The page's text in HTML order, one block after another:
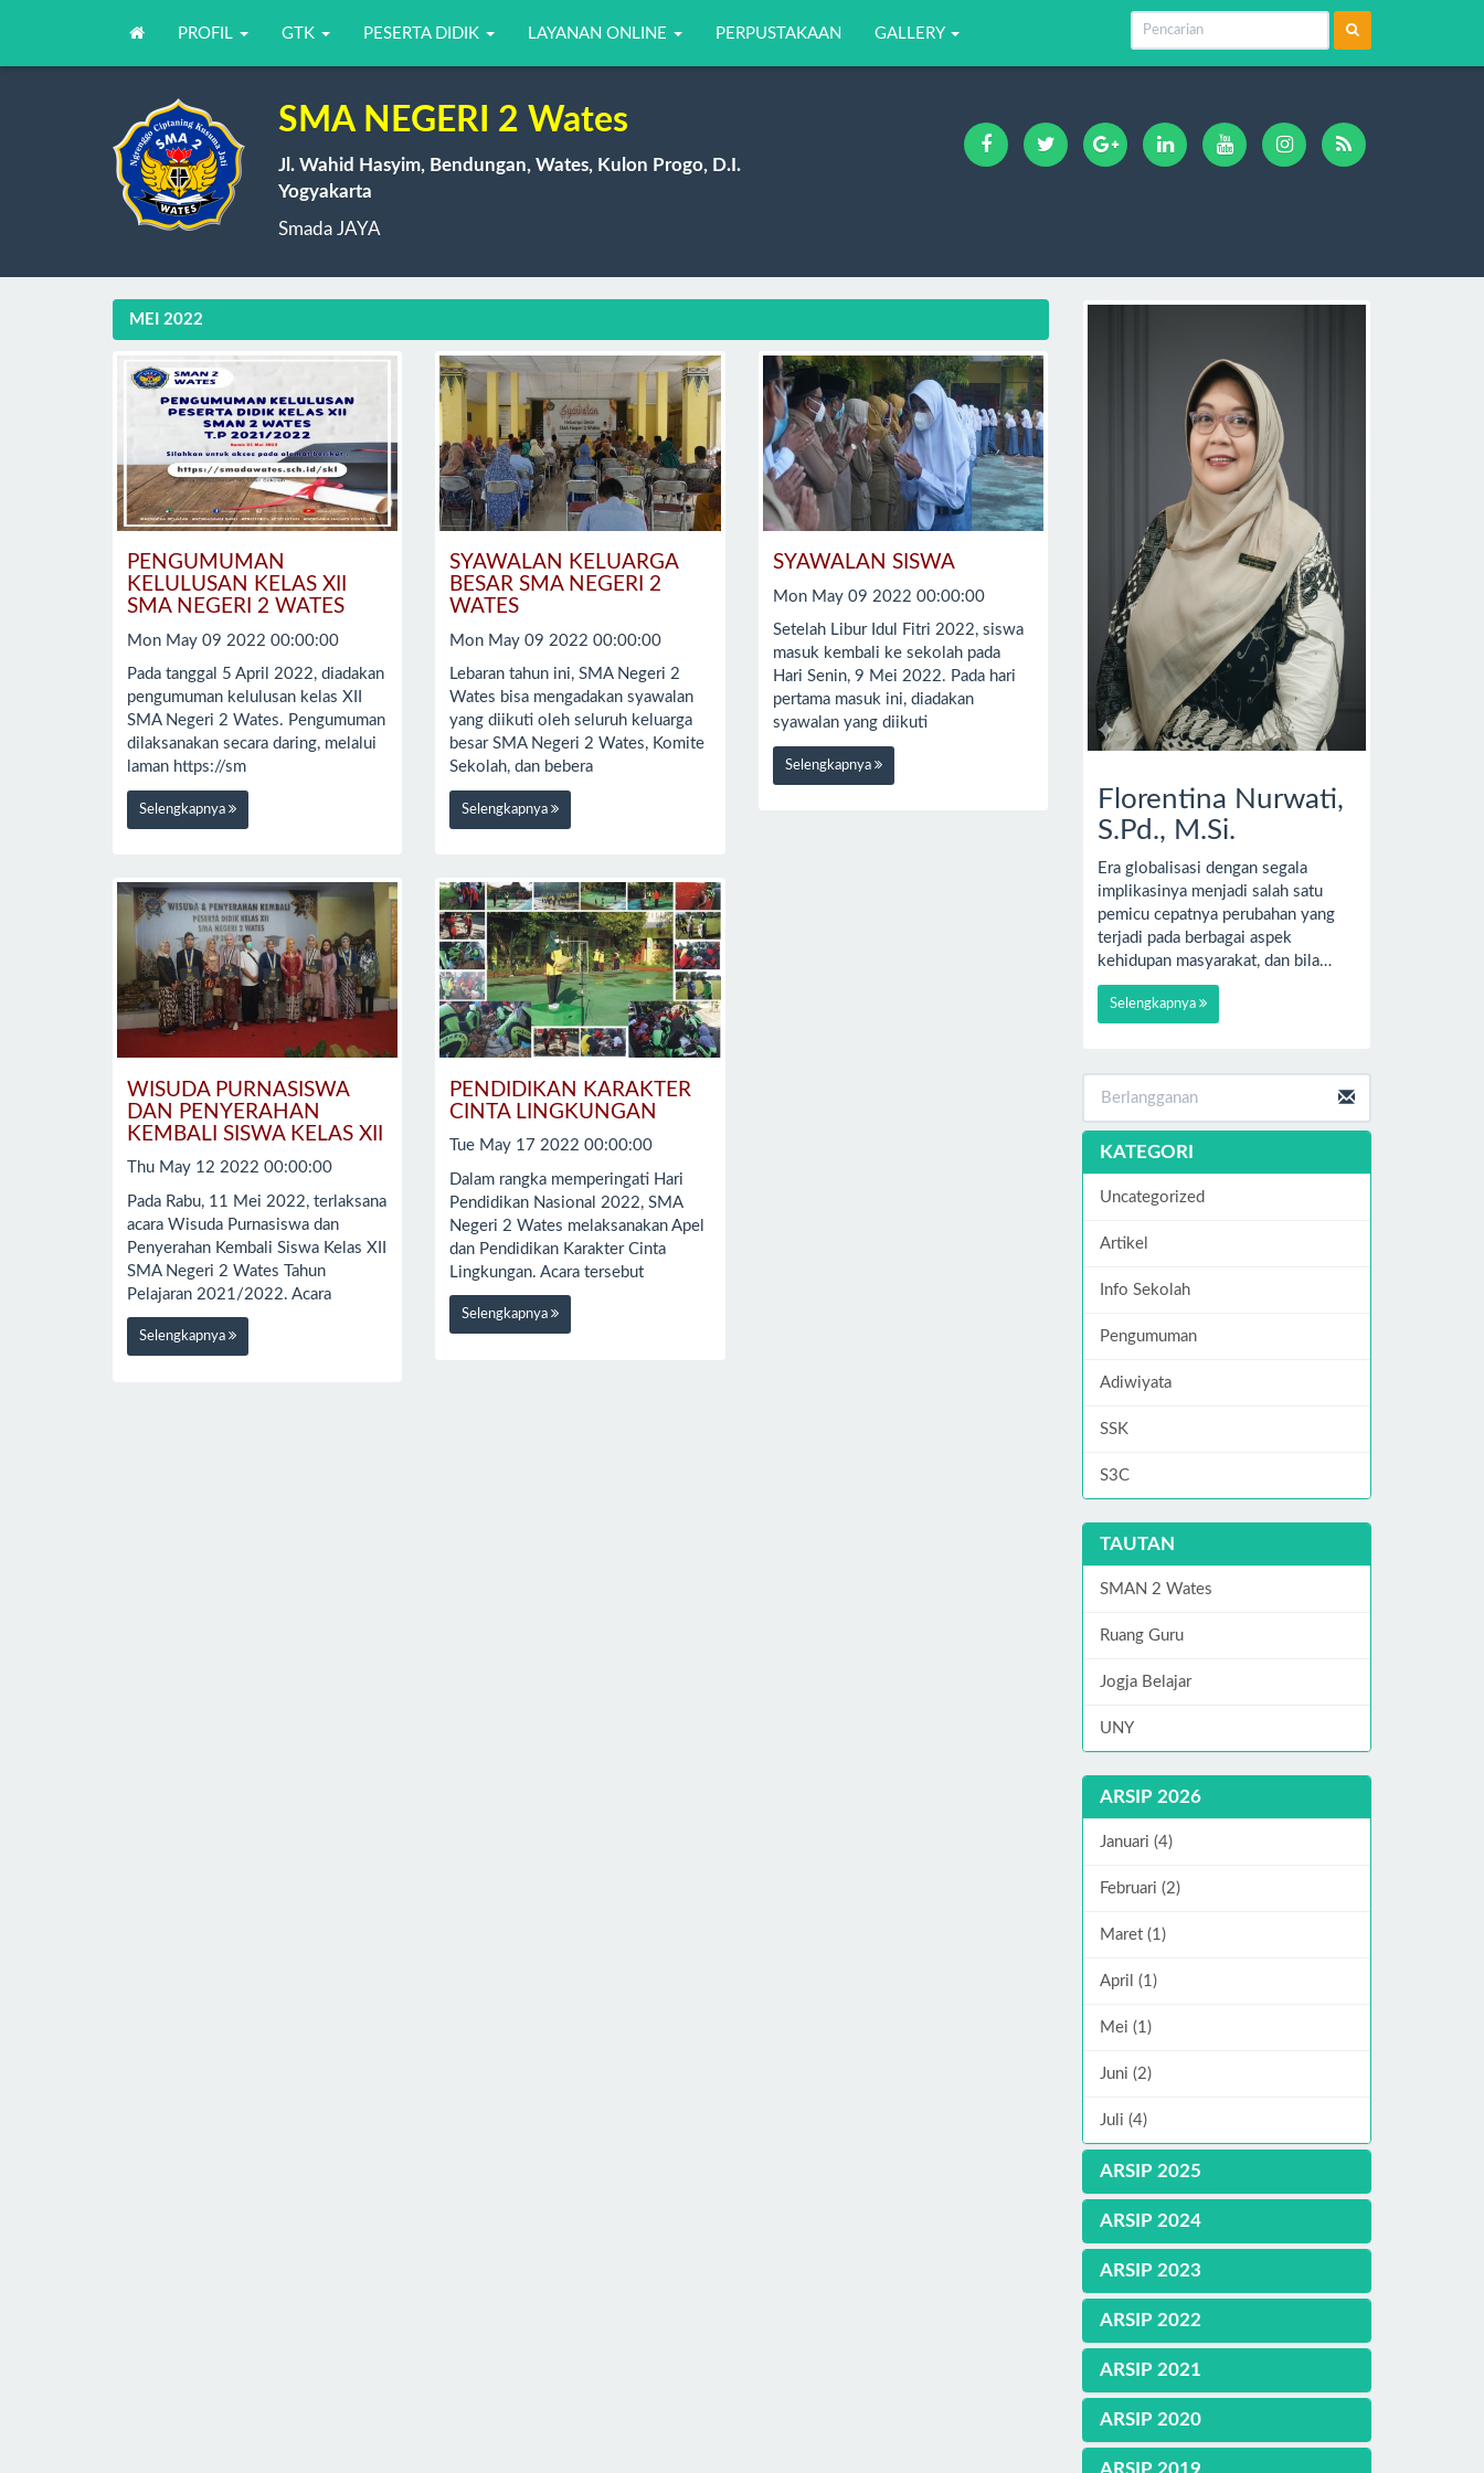
PROFIL GTK PESERTA DIDIK LAYANAN ONLINE PERPUSTAKAAN GALLERY
SMA NEGERI 2 Wates
Jl. Wahid Hasyim, Bendungan, Wates, Kulon Progo, D.I.
Yogyakarta
Smada JAYA
MEI 2022
PENGUMUMAN
KELULUSAN KELAS XII
SMA NEGERI 2 WATES
Mon May 09 2022 00:00:00
Pada tanggal 5 April 2022, diadakan
pengumuman kelulusan kelas XII
SMA Negeri 2 Wates. Pengumuman
dilaksanakan secara daring, melalui
laman https://sm
Selengkapnya
SYAWALAN KELUARGA
BESAR SMA NEGERI 2
WATES
Mon May 09 2022 00:00:00
Lebaran tahun ini, SMA Negeri 2
Wates bisa mengadakan syawalan
yang diikuti oleh seluruh keluarga
besar SMA Negeri 2 Wates, Komite
Sekolah, dan bebera
Selengkapnya
SYAWALAN SISWA
Mon May 09 2022 00:00:00
Setelah Libur Idul Fitri 2022, siswa
masuk kembali ke sekolah pada
Hari Senin, 9 Mei 2022. Pada hari
pertama masuk ini, diadakan
syawalan yang diikuti
Selengkapnya
WISUDA PURNASISWA
DAN PENYERAHAN
KEMBALI SISWA KELAS XII
Thu May 12 2022 00:00:00
Pada Rabu, 11 Mei 2022, terlaksana
acara Wisuda Purnasiswa dan
Penyerahan Kembali Siswa Kelas XII
SMA Negeri 2 Wates Tahun
Pelajaran 2021/2022. Acara
Selengkapnya
PENDIDIKAN KARAKTER
CINTA LINGKUNGAN
Tue May 17 2022 00:00:00
Dalam rangka memperingati Hari
Pendidikan Nasional 2022, SMA
Negeri 2 Wates melaksanakan Apel
dan Pendidikan Karakter Cinta
Lingkungan. Acara tersebut
Selengkapnya
Florentina Nurwati,
S.Pd., M.Si.
Era globalisasi dengan segala
implikasinya menjadi salah satu
pemicu cepatnya perubahan yang
terjadi pada berbagai aspek
kehidupan masyarakat, dan bila…
Selengkapnya
KATEGORI
Uncategorized
Artikel
Info Sekolah
Pengumuman
Adiwiyata
SSK
S3C
TAUTAN
SMAN 2 Wates
Ruang Guru
Jogja Belajar
UNY
ARSIP 2026
Januari (4)
Februari (2)
Maret (1)
April (1)
Mei (1)
Juni (2)
Juli (4)
ARSIP 2025
ARSIP 2024
ARSIP 2023
ARSIP 2022
ARSIP 2021
ARSIP 2020
ARSIP 2019